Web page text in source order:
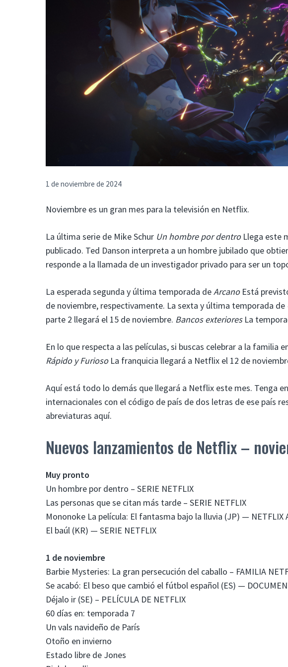
1 de noviembre de 2024
Noviembre es un gran mes para la televisión en Netflix.
La última serie de Mike Schur Un hombre por dentroLlega este
publicado. Ted Danson interpreta a un hombre jubilado que
responde a la llamada de un investigador privado para ser un
La esperada segunda y última temporada deArcanoEstá
de noviembre, respectivamente. La sexta y última temporada de
parte 2 llegará el 15 de noviembre. Bancos exterioresLa
En lo que respecta a las películas, si buscas celebrar a la familia
Rápido y FuriosoLa franquicia llegará a Netflix el 12 de
Aquí está todo lo demás que llegará a Netflix este mes. Tenga
internacionales con el código de país de dos letras de ese país
abreviaturas aquí.
Nuevos lanzamientos de Netflix –
Muy pronto
Un hombre por dentro – SERIE NETFLIX
Las personas que se citan más tarde – SERIE NETFLIX
Mononoke La película: El fantasma bajo la lluvia (JP) — NETFLIX
El baúl (KR) — SERIE NETFLIX
1 de noviembre
Barbie Mysteries: La gran persecución del caballo – FAMILIA
Se acabó: El beso que cambió el fútbol español (ES) —
Déjalo ir (SE) – PELÍCULA DE NETFLIX
60 días en: temporada 7
Un vals navideño de París
Otoño en invierno
Estado libre de Jones